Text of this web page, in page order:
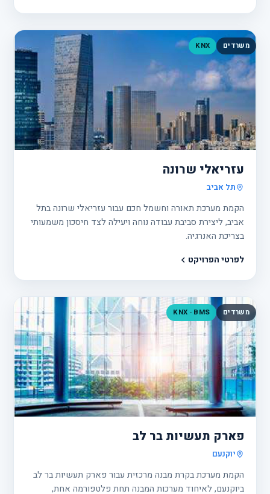
משרדים KNX
עזריאלי שרונה
תל אביב
הקמת מערכת תאורה וחשמל חכם עבור עזריאלי שרונה בתל
אביב, ליצירת סביבת עבודה נוחה ויעילה לצד חיסכון משמעותי
בצריכת האנרגיה.
לפרטי הפרויקט
משרדים KNX · BMS
פארק תעשיות בר לב
יוקנעם
הקמת מערכת בקרת מבנה מרכזית עבור פארק תעשיות בר לב
ביוקנעם, לאיחוד מערכות המבנה תחת פלטפורמה אחת,